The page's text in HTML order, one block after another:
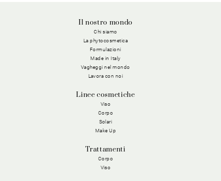
Il nostro mondo
Chi siamo
La phytocosmetica
Formulazioni
Made in Italy
Vagheggi nel mondo
Lavora con noi
Linee cosmetiche
Viso
Corpo
Solari
Make Up
Trattamenti
Corpo
Viso